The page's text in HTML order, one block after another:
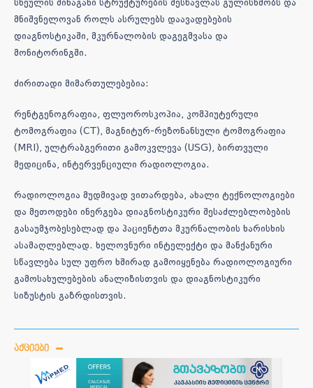
მნიშვნელოვან როლს ასრულებს დაავადებების
დიაგნოსტიკაში, მკურნალობის დაგეგმვასა და
მონიტორინგში.
ძირითადი მიმართულებებია:
რენტგენოგრაფია, ფლუოროსკოპია, კომპიუტერული
ტომოგრაფია (CT), მაგნიტურ-რეზონანსული ტომოგრაფია
(MRI), ულტრაბგერითი გამოკვლევა (USG), ბირთვული
მედიცინა, ინტერვენციული რადიოლოგია.
რადიოლოგია მუდმივად ვითარდება, ახალი ტექნოლოგიები
და მეთოდები ინერგება დიაგნოსტიკური შესაძლებლობების
გასაუმჯობესებლად და პაციენტთა მკურნალობის ხარისხის
ასამაღლებლად. ხელოვნური ინტელექტი და მანქანური
სწავლება სულ უფრო ხშირად გამოიყენება რადიოლოგიური
გამოსახულებების ანალიზისთვის და დიაგნოსტიკური
სიზუსტის გაზრდისთვის.
ᲐᲥᲪᲘᲔᲑᲘ